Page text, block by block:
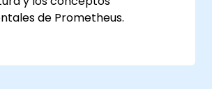
de Prometheus.
y paneles de control